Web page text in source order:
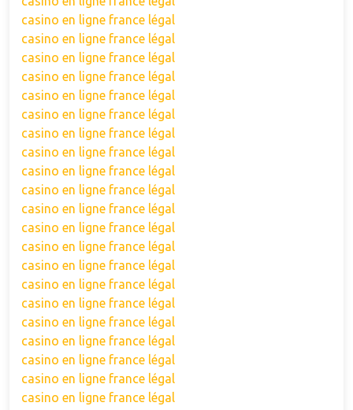
casino en ligne france légal
casino en ligne france légal
casino en ligne france légal
casino en ligne france légal
casino en ligne france légal
casino en ligne france légal
casino en ligne france légal
casino en ligne france légal
casino en ligne france légal
casino en ligne france légal
casino en ligne france légal
casino en ligne france légal
casino en ligne france légal
casino en ligne france légal
casino en ligne france légal
casino en ligne france légal
casino en ligne france légal
casino en ligne france légal
casino en ligne france légal
casino en ligne france légal
casino en ligne france légal